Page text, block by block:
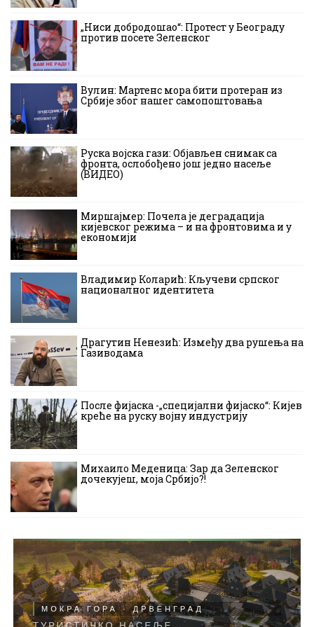
„Ниси добродошао“: Протест у Београду
против посете Зеленског
Вулин: Мартенс мора бити протеран из
Србије због нашег самопоштовања
Руска војска гази: Објављен снимак са
фронта, ослобођено још једно насеље
(ВИДЕО)
Миршајмер: Почела је деградација
кијевског режима – и на фронтовима и у
економији
Владимир Коларић: Кључеви српског
националног идентитета
Драгутин Ненезић: Између два рушења на
Газиводама
После фијаска -„специјални фијаско“: Кијев
креће на руску војну индустрију
Михаило Меденица: Зар да Зеленског
дочекујеш, моја Србијо?!